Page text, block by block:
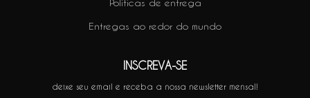
Políticas de entrega
Entregas ao redor do mundo
INSCREVA-SE
deixe seu email e receba a nossa newsletter mensal!